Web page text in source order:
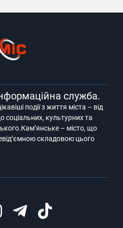
служба.
події з життя міста – від
соціальних, культурних та
– місто, що
складовою цього